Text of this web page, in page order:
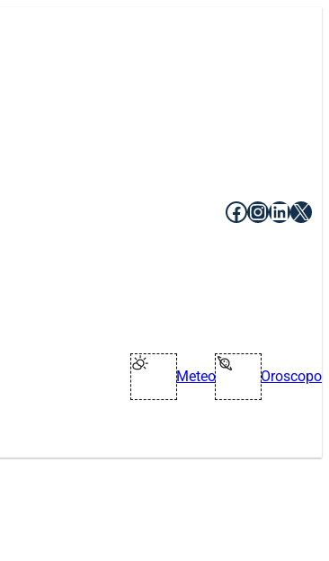
Facebook
X
Meteo Oroscopo